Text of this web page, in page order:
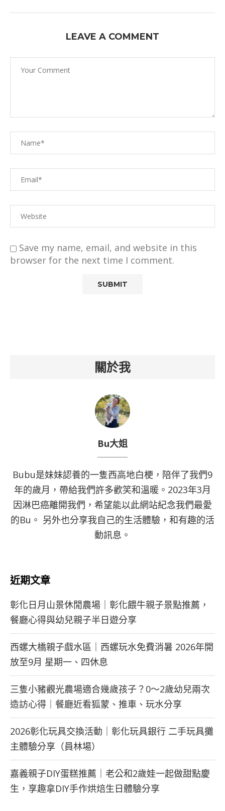
LEAVE A COMMENT
Save my name, email, and website in this
browser for the next time I comment.
關於我
Bu大姐
Bubu是妹妹認養的一隻西高地白梗，陪伴了我們9
年的歲月，帶給我們許多歡笑和溫暖。2023年3月
因淋巴癌離開我們，希望能以此網站紀念我們最愛
的Bu。 另外也分享我自己的生活體驗，和有趣的活
動訊息。
近期文章
彰化日月山景休閒農場｜彰化餵牛親子景點推薦，
餐廳心得與幼兒親子半日遊分享
西螺大橋親子戲水區｜西螺玩水免費消暑 2026年開
放至9月 星期一、四休息
三隻小豬觀光農場適合幾歲孩子？0～2歲幼兒兩次
造訪心得｜餐廳近看狐蒙、推車、玩水分享
2026彰化玩具交換活動｜彰化玩具銀行 二手玩具攤
主體驗分享（員林場）
嘉義親子DIY蛋糕推薦｜老公和2歲娃一起做甜點慶
生，享趣拿DIY手作烘焙生日體驗分享